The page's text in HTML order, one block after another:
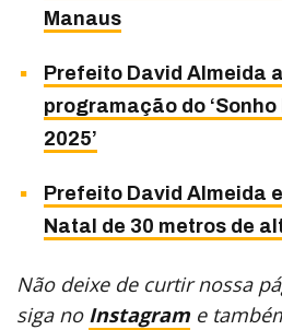
Manaus
Prefeito David Almeida
programação do
2025’
Prefeito David Almeida
Natal de 30 metros de
Não deixe de curtir nossa
siga no Instagram e